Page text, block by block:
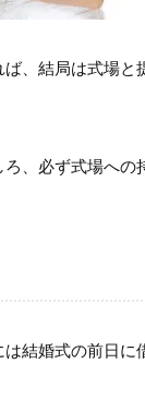
、結局は式場と
、必ず式場へ
結婚式の前日に